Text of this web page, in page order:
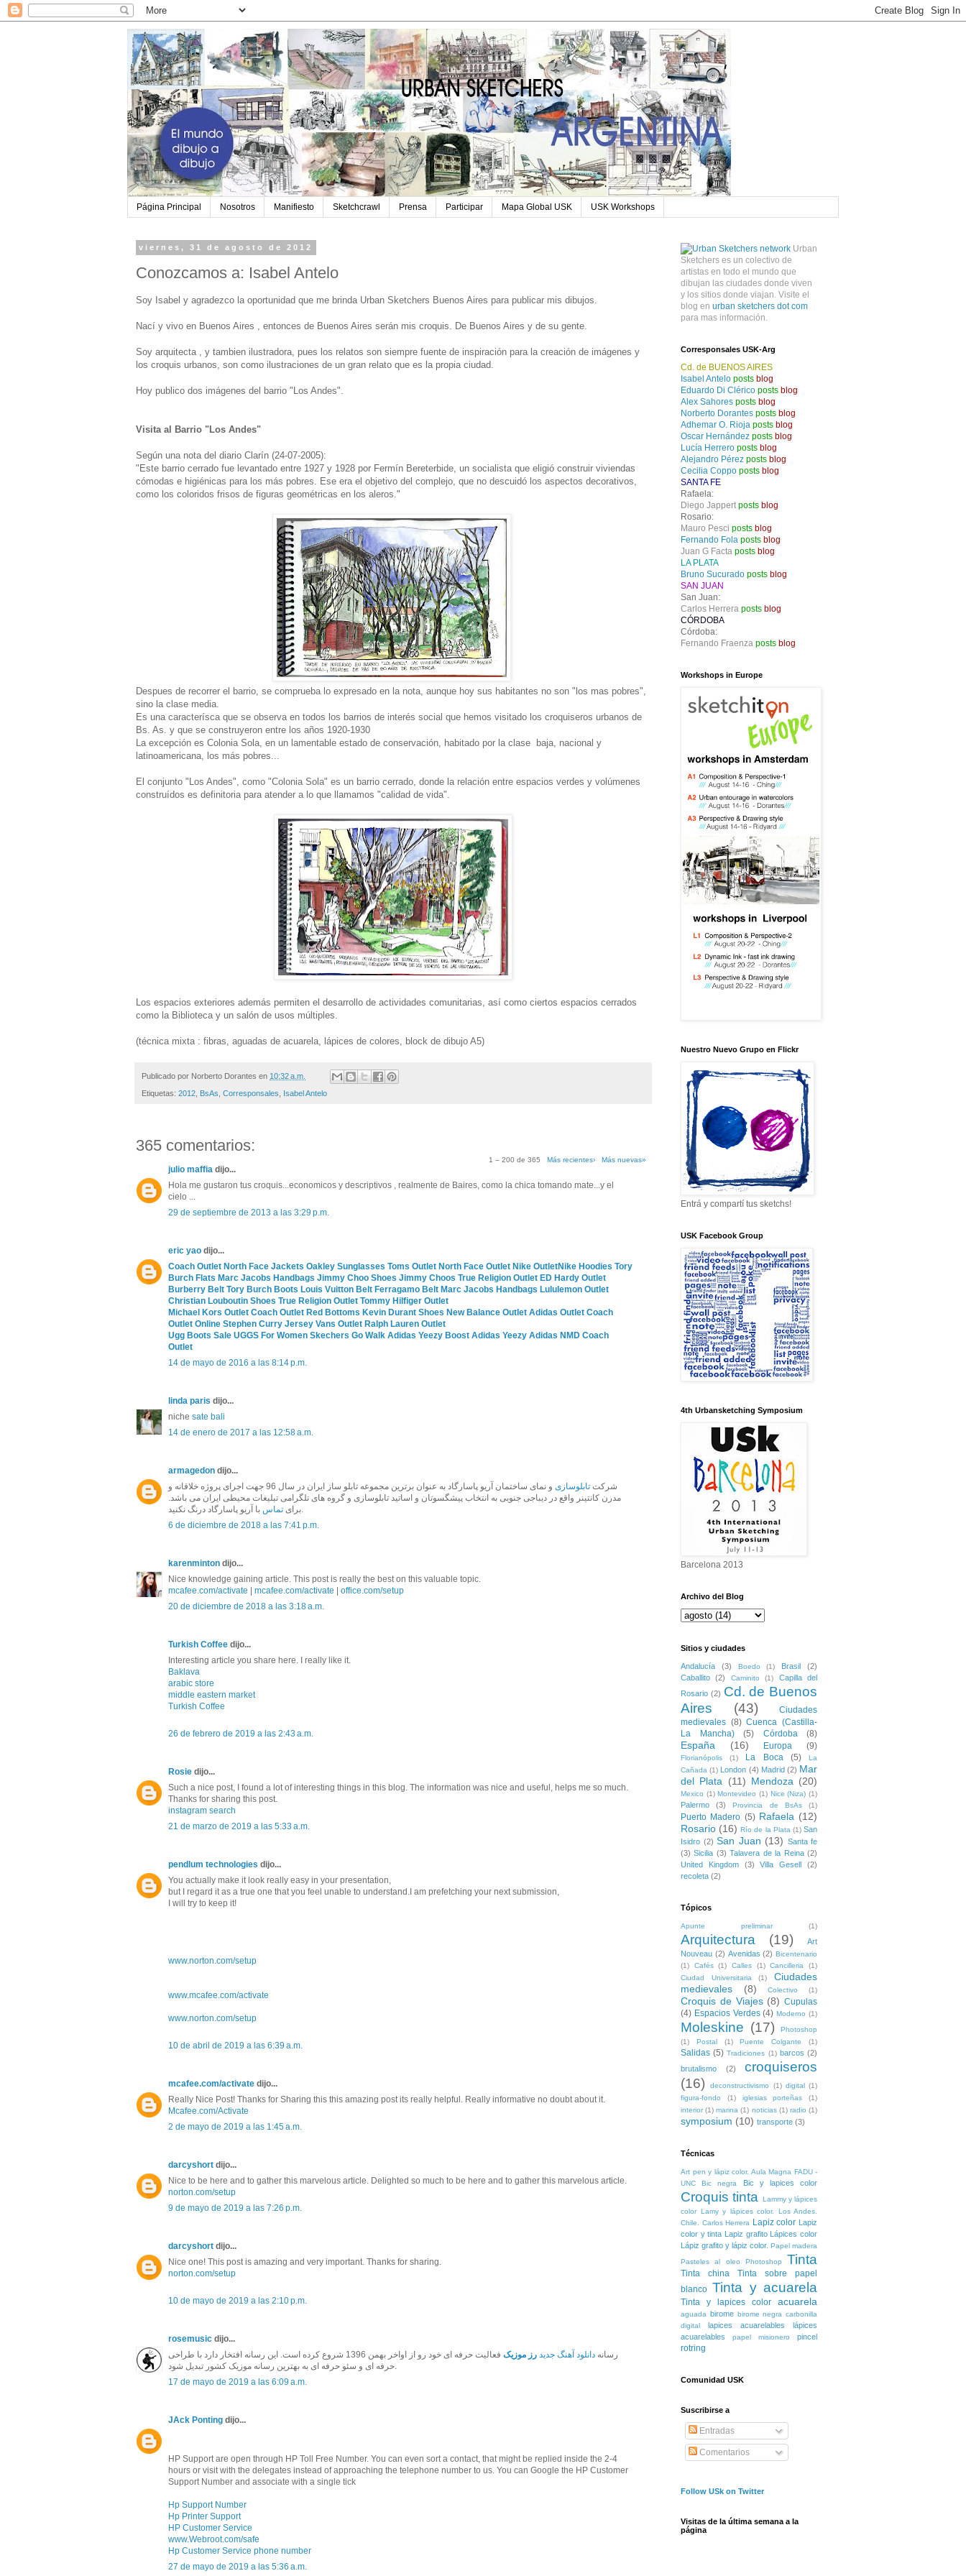
Página Principal Nosotros Manifiesto Sketchcrawl Prensa Participar Mapa Global USK USK Workshops
viernes, 31 de agosto de 2012
Conozcamos a: Isabel Antelo
Soy Isabel y agradezco la oportunidad que me brinda Urban Sketchers Buenos Aires para publicar mis dibujos.
Nací y vivo en Buenos Aires , entonces de Buenos Aires serán mis croquis. De Buenos Aires y de su gente.
Soy arquitecta , y tambien ilustradora, pues los relatos son siempre fuente de inspiración para la creación de imágenes y
los croquis urbanos, son como ilustraciones de un gran relato que es la propia ciudad.
Hoy publico dos imágenes del barrio "Los Andes".
Visita al Barrio "Los Andes"
Según una nota del diario Clarín (24-07-2005):
"Este barrio cerrado fue levantado entre 1927 y 1928 por Fermín Bereterbide, un socialista que eligió construir viviendas
cómodas e higiénicas para los más pobres. Ese era el objetivo del complejo, que no descuidó los aspectos decorativos,
como los coloridos frisos de figuras geométricas en los aleros."
Despues de recorrer el barrio, se comprueba lo expresado en la nota, aunque hoy sus habitantes no son "los mas pobres",
sino la clase media.
Es una caracterísca que se observa en todos los barrios de interés social que hemos visitado los croquiseros urbanos de
Bs. As. y que se construyeron entre los años 1920-1930
La excepción es Colonia Sola, en un lamentable estado de conservación, habitado por la clase baja, nacional y
latinoamericana, los más pobres...
El conjunto "Los Andes", como "Colonia Sola" es un barrio cerrado, donde la relación entre espacios verdes y volúmenes
construídos es definitoria para atender a lo que llamamos "calidad de vida".
Los espacios exteriores además permiten el desarrollo de actividades comunitarias, así como ciertos espacios cerrados
como la Biblioteca y un salón de usos múltiples.
(técnica mixta : fibras, aguadas de acuarela, lápices de colores, block de dibujo A5)
Publicado por Norberto Dorantes en 10:32 a.m.
Etiquetas: 2012, BsAs, Corresponsales, Isabel Antelo
365 comentarios:
1 – 200 de 365 Más recientes› Más nuevas»
julio maffia dijo...
Hola me gustaron tus croquis...economicos y descriptivos , realmente de Baires, como la chica tomando mate...y el
cielo ...
29 de septiembre de 2013 a las 3:29 p.m.
eric yao dijo...
Coach Outlet North Face Jackets Oakley Sunglasses Toms Outlet North Face Outlet Nike OutletNike Hoodies Tory
Burch Flats Marc Jacobs Handbags Jimmy Choo Shoes Jimmy Choos True Religion Outlet ED Hardy Outlet
Burberry Belt Tory Burch Boots Louis Vuitton Belt Ferragamo Belt Marc Jacobs Handbags Lululemon Outlet
Christian Louboutin Shoes True Religion Outlet Tommy Hilfiger Outlet
Michael Kors Outlet Coach Outlet Red Bottoms Kevin Durant Shoes New Balance Outlet Adidas Outlet Coach
Outlet Online Stephen Curry Jersey Vans Outlet Ralph Lauren Outlet
Ugg Boots Sale UGGS For Women Skechers Go Walk Adidas Yeezy Boost Adidas Yeezy Adidas NMD Coach
Outlet
14 de mayo de 2016 a las 8:14 p.m.
linda paris dijo...
niche sate bali
14 de enero de 2017 a las 12:58 a.m.
armagedon dijo...
شرکت تابلوسازی
و نمای ساختمان آریو پاسارگاد به عنوان برترین مجموعه تابلو ساز ایران در سال 96 جهت اجرای پروژه خلاقانه و
مدرن کانتینر واقع در دیباجی جنوبی به انتخاب پیشگسوتان و اساتید تابلوسازی و گروه های تلگرامی تبلیغات محیطی ایران می باشد.
برای تماس
با آریو پاسارگاد درنگ نکنید.
6 de diciembre de 2018 a las 7:41 p.m.
karenminton dijo...
Nice knowledge gaining article. This post is really the best on this valuable topic.
mcafee.com/activate
mcafee.com/activate
office.com/setup
20 de diciembre de 2018 a las 3:18 a.m.
Turkish Coffee dijo...
Interesting article you share here. I really like it.
Baklava
arabic store
middle eastern market
Turkish Coffee
26 de febrero de 2019 a las 2:43 a.m.
Rosie dijo...
Such a nice post, I found a lot of interesting things in this blog. The information was nice and useful, helps me so much.
Thanks for sharing this post.
instagram search
21 de marzo de 2019 a las 5:33 a.m.
pendlum technologies dijo...
You actually make it look really easy in your presentation,
but I regard it as a true one that you feel unable to understand.I am prefetching your next submission,
I will try to keep it!
www.norton.com/setup
www.mcafee.com/activate
www.norton.com/setup
10 de abril de 2019 a las 6:39 a.m.
mcafee.com/activate dijo...
Really Nice Post! Thanks for Sharing this this amazing post its really helpful. Really informative no doubt about it.
Mcafee.com/Activate
2 de mayo de 2019 a las 1:45 a.m.
darcyshort dijo...
Nice to be here and to gather this marvelous article. Delighted so much to be here and to gather this marvelous article.
norton.com/setup
9 de mayo de 2019 a las 7:26 p.m.
darcyshort dijo...
Nice one! This post is amazing and very important. Thanks for sharing.
norton.com/setup
10 de mayo de 2019 a las 2:10 p.m.
rosemusic dijo...
رسانه دانلود آهنگ جدید رز موزیک
فعالیت حرفه ای خود رو از اواخر بهمن 1396 شروع کرده است. این رسانه افتخار دارد با طراحی
حرفه ای و سئو حرفه ای به بهترین رسانه موزیک کشور تبدیل شود.
17 de mayo de 2019 a las 6:09 a.m.
JAck Ponting dijo...
HP Support are open through HP Toll Free Number. You can even sort a contact, that might be replied inside the 2-4
hours or visit with the delegates instead of approaching the telephone number to us. You can Google the HP Customer
Support Number and associate with a single tick
Hp Support Number
Hp Printer Support
HP Customer Service
www.Webroot.com/safe
Hp Customer Service phone number
27 de mayo de 2019 a las 5:36 a.m.
Urban
Sketchers es un colectivo de
artistas en todo el mundo que
dibujan las ciudades donde viven
y los sitios donde viajan. Visite el
blog en urban sketchers dot com
para mas información.
Corresponsales USK-Arg
Cd. de BUENOS AIRES
Isabel Antelo posts blog
Eduardo Di Clérico posts blog
Alex Sahores posts blog
Norberto Dorantes posts blog
Adhemar O. Rioja posts blog
Oscar Hernández posts blog
Lucía Herrero posts blog
Alejandro Pérez posts blog
Cecilia Coppo posts blog
SANTA FE
Rafaela:
Diego Jappert posts blog
Rosario:
Mauro Pesci posts blog
Fernando Fola posts blog
Juan G Facta posts blog
LA PLATA
Bruno Sucurado posts blog
SAN JUAN
San Juan:
Carlos Herrera posts blog
CÓRDOBA
Córdoba:
Fernando Fraenza posts blog
Workshops in Europe
Nuestro Nuevo Grupo en Flickr
Entrá y compartí tus sketchs!
USK Facebook Group
4th Urbansketching Symposium
Barcelona 2013
Archivo del Blog
Sitios y ciudades
Andalucía (3) Boedo (1) Brasil
(2)
Caballito
(2) Caminito (1)
Capilla del
Rosario (2) Cd. de Buenos
Aires
(43)
Ciudades
medievales (8) Cuenca (Castilla-
La Mancha)
(5) Córdoba (8)
España (16) Europa (9)
Florianópolis (1) La Boca (5)
La
Cañada (1) London (4) Madrid (2) Mar
del Plata (11) Mendoza (20)
Mexico (1) Montevideo (1) Nice (Niza) (1)
Palermo (3) Provincia de BsAs (1)
Puerto Madero (5) Rafaela (12)
Rosario (16) Río de la Plata (1) San
Isidro (2) San Juan (13) Santa fe
(3) Sicilia (3) Talavera de la Reina (2)
United Kingdom
(3) Villa Gesell
(2)
recoleta (2)
Tópicos
Apunte preliminar (1)
Arquitectura (19)
Art
Nouveau (2) Avenidas (2) Bicentenario
(1)
Cafés (1) Calles (1) Cancilleria
(1)
Ciudad Universitaria
(1)
Ciudades
medievales
(8) Colectivo (1)
Croquis de Viajes (8) Cupulas
(4) Espacios Verdes (4) Moderno (1)
Moleskine (17)
Photoshop
(1)
Postal (1) Puente Colgante (1)
Salidas (5) Tradiciones (1) barcos (2)
brutalismo
(2)
croquiseros
(16)
deconstructivismo (1) digital
(1)
figura-fondo
(1) iglesias porteñas
(1)
interior (1) marina (1) noticias (1) radio (1)
symposium (10) transporte (3)
Técnicas
Art pen y lápiz color. Aula Magna FADU -
UNC
Bic negra Bic y lapices color
Croquis tinta
Lammy y lápices
color
Lamy y lápices color. Los Andes.
Chile. Carlos Herrera Lapiz color
Lapiz
color y tinta
Lapiz grafito
Lápices color
Lápiz grafito y lápiz color. Papel madera
Pasteles al oleo
Photoshop Tinta
Tinta china
Tinta sobre papel
blanco Tinta y acuarela
Tinta y lapices color acuarela
aguada birome birome negra carbonilla
digital
lapices acuarelables
lápices
acuarelables
papel misionero pincel
rotring
Comunidad USK
Suscribirse a
Entradas
Comentarios
Follow USk on Twitter
Visitas de la última semana a la
página